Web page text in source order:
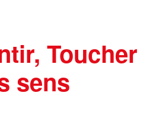
Toucher
sens